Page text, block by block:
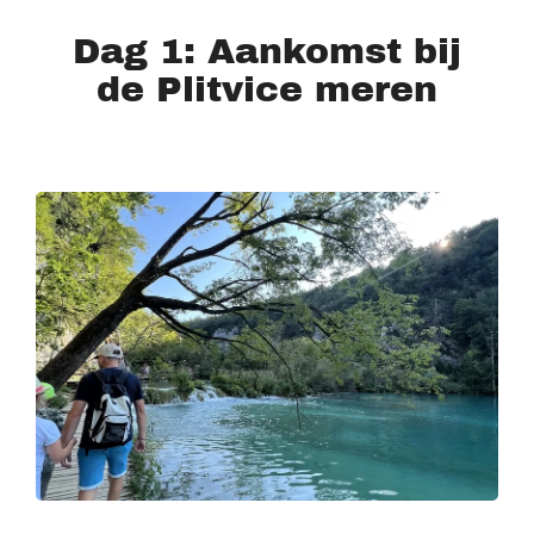
Dag 1: Aankomst bij
de Plitvice meren